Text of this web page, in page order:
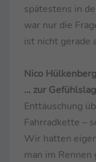
spätestens in
war nur die
ist nicht gerade
Nico
… zur
Enttäuschung
Fahrradkette –
Wir hatten
man im Rennen